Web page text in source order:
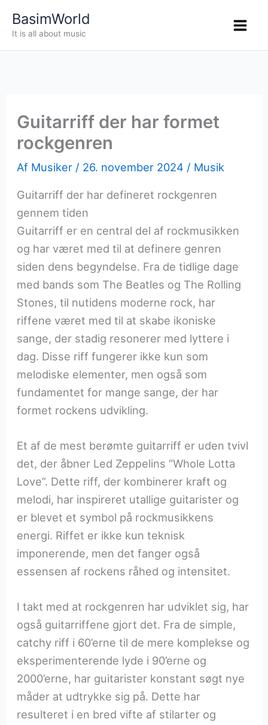
BasimWorld
It is all about music
Guitarriff der har formet
rockgenren
Af Musiker / 26. november 2024 / Musik
Guitarriff der har defineret rockgenren
gennem tiden
Guitarriff er en central del af rockmusikken
og har været med til at definere genren
siden dens begyndelse. Fra de tidlige dage
med bands som The Beatles og The Rolling
Stones, til nutidens moderne rock, har
riffene været med til at skabe ikoniske
sange, der stadig resonerer med lyttere i
dag. Disse riff fungerer ikke kun som
melodiske elementer, men også som
fundamentet for mange sange, der har
formet rockens udvikling.
Et af de mest berømte guitarriff er uden tvivl
det, der åbner Led Zeppelins “Whole Lotta
Love”. Dette riff, der kombinerer kraft og
melodi, har inspireret utallige guitarister og
er blevet et symbol på rockmusikkens
energi. Riffet er ikke kun teknisk
imponerende, men det fanger også
essensen af rockens råhed og intensitet.
I takt med at rockgenren har udviklet sig, har
også guitarriffene gjort det. Fra de simple,
catchy riff i 60’erne til de mere komplekse og
eksperimenterende lyde i 90’erne og
2000’erne, har guitarister konstant søgt nye
måder at udtrykke sig på. Dette har
resulteret i en bred vifte af stilarter og